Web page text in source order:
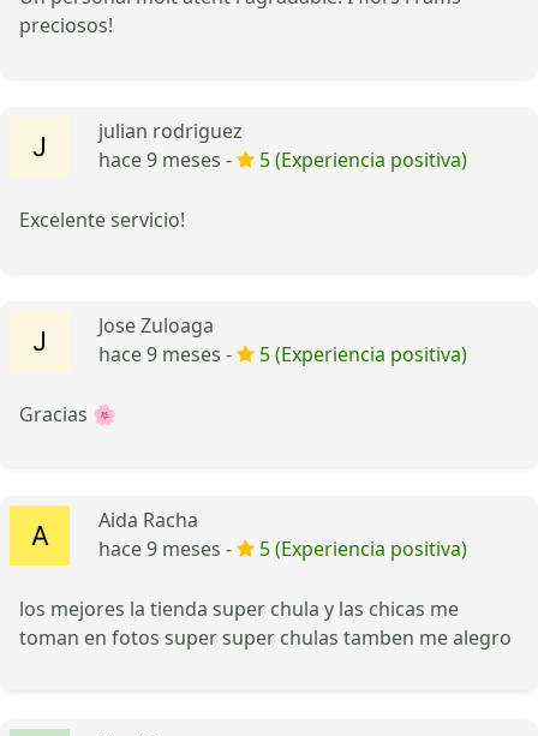
preciosos!
julian rodriguez
hace 9 meses -
5 (Experiencia positiva)
Excelente servicio!
Jose Zuloaga
hace 9 meses -
5 (Experiencia positiva)
Gracias 🌸
Aida Racha
hace 9 meses -
5 (Experiencia positiva)
los mejores la tienda super chula y las chicas me
toman en fotos super super chulas tamben me alegro